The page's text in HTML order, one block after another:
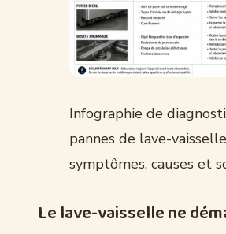
Infographie de
pannes de lave-
symptômes, causes et
Le lave-vaisselle ne